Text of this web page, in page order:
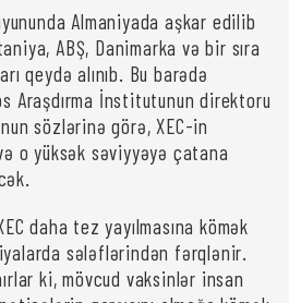
Almaniyada aşkar edilib
ABŞ, Danimarka və bir sıra
qeydə alınıb. Bu barədə
Araşdırma İnstitutunun direktoru
sözlərinə görə, XEC-in
o yüksək səviyyəyə çatana
daha tez yayılmasına kömək
sələflərindən fərqlənir.
ki, mövcud vaksinlər insan